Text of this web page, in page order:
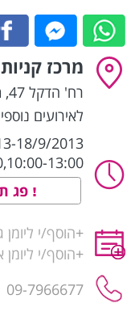
מרכז
רח' הדקל 47 ,
לאירועים
13:00
פג
+הוסף/י ליומן
+הוסף/י
09-7966677